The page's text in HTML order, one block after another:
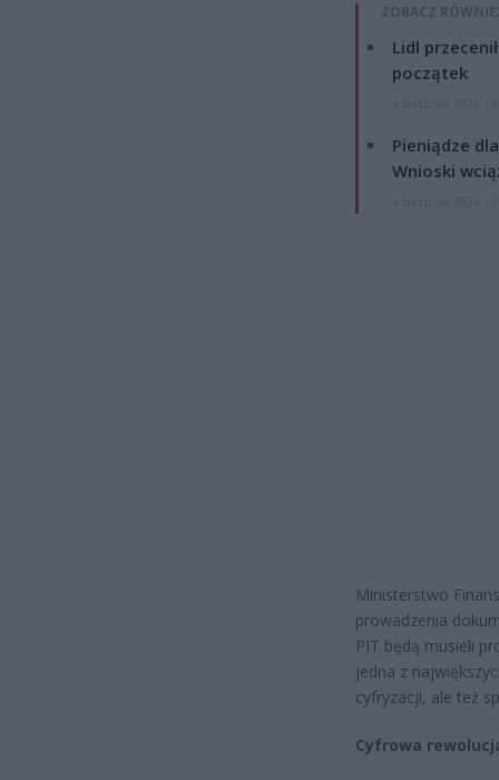
ZOBACZ
Lidl
początek
Pieniądze
Wnioski
Ministerstwo
prowadzenia
PIT będą musieli
jedna z
cyfryzacji, ale też
Cyfrowa